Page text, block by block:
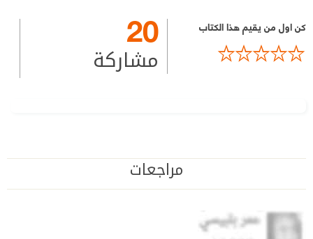
كن اول من يقيم هذا الكتاب 20
مشاركة
مراجعات